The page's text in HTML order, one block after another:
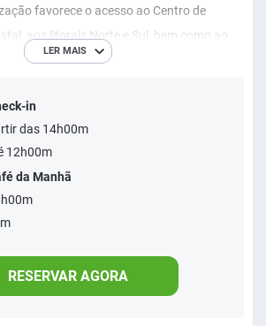
favorece o acesso ao Centro de
aos litorais Norte e Sul, bem como ao
e Macaíba. Além disso é a
com vista para o mar, o Golden Tulip
apenas 200m do calçadão e da praia de
disso o Hotel possui área de piscina
sala fitness completa. Seu restaurante
internacional e áreas de eventos
LER MAIS
in
das 14h00m
12h00m
da Manhã
RESERVAR AGORA